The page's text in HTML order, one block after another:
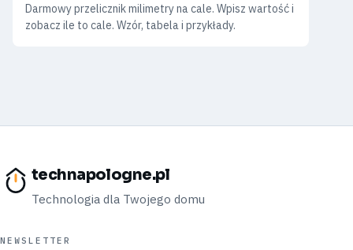
Darmowy przelicznik milimetry na cale. Wpisz wartość i
zobacz ile to cale. Wzór, tabela i przykłady.
technapologne.pl
Technologia dla Twojego domu
NEWSLETTER